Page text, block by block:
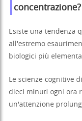
concentrazione?
Esiste una tendenza
all'estremo
biologici più
Le scienze cognitive
dieci minuti ogni ora
un'attenzione